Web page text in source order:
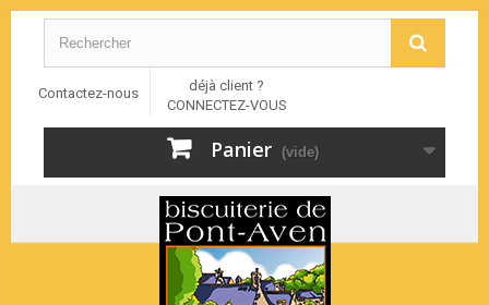
Contactez-nous
déjà client ?
CONNECTEZ-VOUS
Panier (vide)